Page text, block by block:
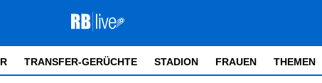
TRANSFER-GERÜCHTE STADION FRAUEN THEMEN